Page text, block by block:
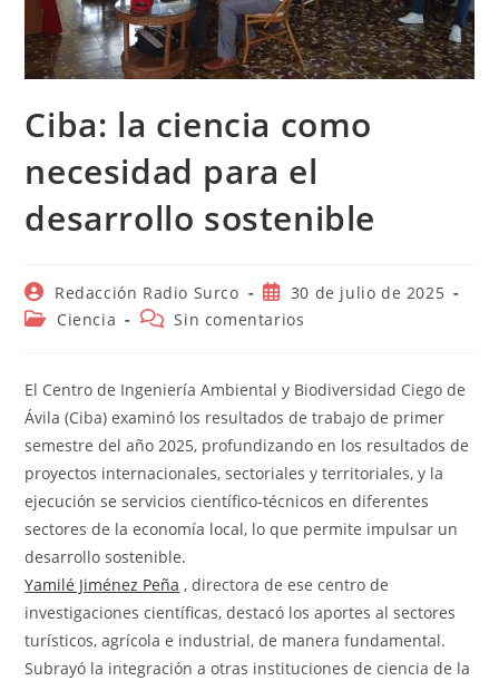
Ciba: la ciencia como
necesidad para el
desarrollo sostenible
Autor
de
Redacción Radio Surco
Publicación
de
30 de julio de 2025
Categoría
entrada:
Ciencia
Comentarios
entrada:
Sin comentarios
El Centro de Ingeniería Ambiental y Biodiversidad Ciego de
Ávila(Ciba)examinó los resultados de trabajo de primer
semestre del año 2025, profundizando en los resultados de
proyectos internacionales, sectoriales y territoriales, y la
ejecución se servicios científico-técnicos en diferentes
sectores de la economía local, lo que permite impulsar un
desarrollo sostenible.
Yamilé Jiménez Peña , directora de ese centro de
investigaciones científicas, destacó los aportes al sectores
turísticos, agrícola e industrial, de manera fundamental.
Subrayó la integración a otras instituciones de ciencia de la